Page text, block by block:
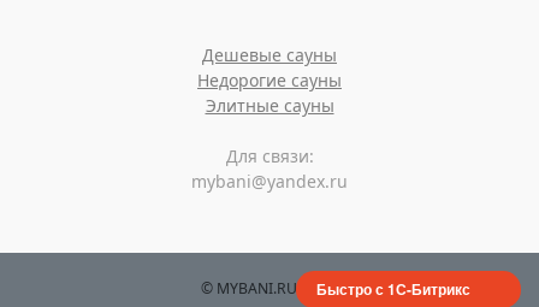
Дешевые сауны
Недорогие сауны
Элитные сауны
Для связи:
mybani@yandex.ru
© MYBANI.RU, 2026Быстро с 1С-Битрикс